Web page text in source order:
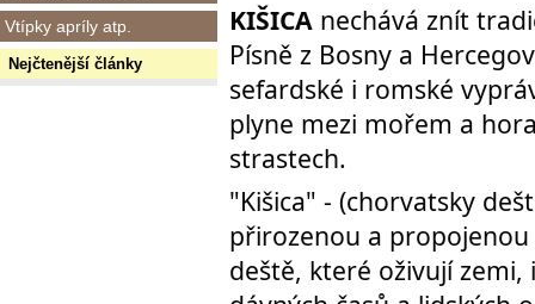
Vtípky apríly atp.
Nejčtenější články
KIŠICA nechává znít
Písně z Bosny a
sefardské i romské
plyne mezi mořem a
strastech.
"Kišica" - (chorvatsky
přirozenou a
deště, které oživují